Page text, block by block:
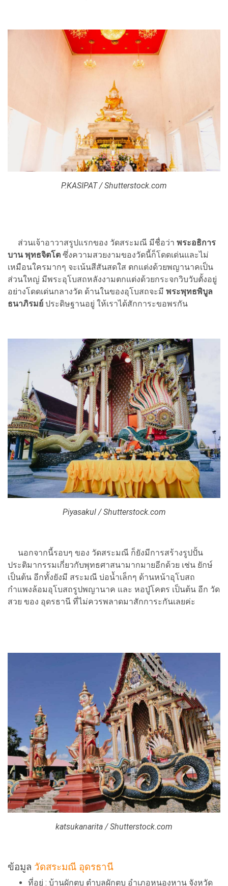
P.KASIPAT / Shutterstock.com
ส่วนเจ้าอาวาสรูปแรกของ วัดสระมณี มีชื่อว่า พระอธิการ
บาน พุทธจิตโต ซึ่งความสวยงามของวัดนี้ก็โดดเด่นและไม่
เหมือนใครมากๆ จะเน้นสีสันสดใส ตกแต่งด้วยพญานาคเป็น
ส่วนใหญ่ มีพระอุโบสถหลังงามตกแต่งด้วยกระจกวิบวับตั้งอยู่
อย่างโดดเด่นกลางวัด ด้านในของอุโบสถจะมี พระพุทธพิบูล
ธนาภิรมย์ ประดิษฐานอยู่ ให้เราได้สักการะขอพรกัน
Piyasakul / Shutterstock.com
นอกจากนี้รอบๆ ของ วัดสระมณี ก็ยังมีการสร้างรูปปั้น
ประติมากรรมเกี่ยวกับพุทธศาสนามากมายอีกด้วย เช่น ยักษ์
เป็นต้น อีกทั้งยังมี สระมณี บ่อน้ำเล็กๆ ด้านหน้าอุโบสถ
กำแพงล้อมอุโบสถรูปพญานาค และ หอปู่โคตร เป็นต้น อีก วัด
สวย ของ อุดรธานี ที่ไม่ควรพลาดมาสักการะกันเลยค่ะ
katsukanarita / Shutterstock.com
ข้อมูล วัดสระมณี อุดรธานี
ที่อยู่ : บ้านผักตบ ตำบลผักตบ อำเภอหนองหาน จังหวัด